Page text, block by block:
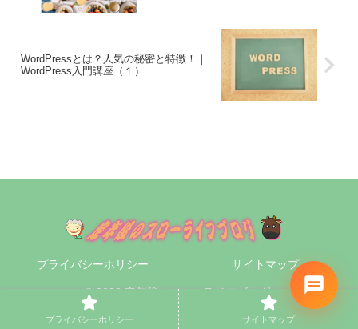
WordPressとは？人気の秘密と特徴！｜
WordPress入門講座（１）
プライバシーホリシー サイトマップ
© 2020 定年後のスローライフブログ.
プライバシーホリシー サイトマップ